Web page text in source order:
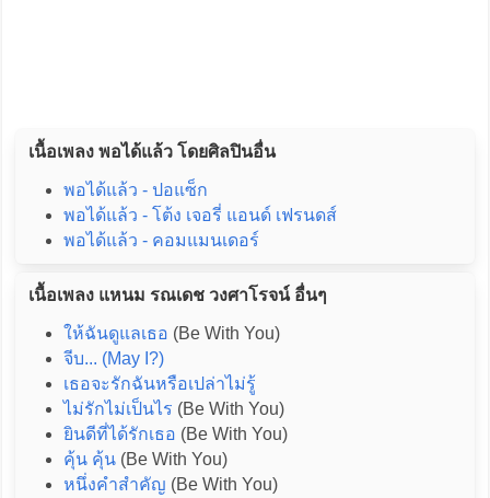
เนื้อเพลง พอได้แล้ว โดยศิลปินอื่น
พอได้แล้ว - ปอแซ็ก
พอได้แล้ว - โต้ง เจอรี่ แอนด์ เฟรนดส์
พอได้แล้ว - คอมแมนเดอร์
เนื้อเพลง แหนม รณเดช วงศาโรจน์ อื่นๆ
ให้ฉันดูแลเธอ (Be With You)
จีบ... (May I?)
เธอจะรักฉันหรือเปล่าไม่รู้
ไม่รักไม่เป็นไร (Be With You)
ยินดีที่ได้รักเธอ (Be With You)
คุ้น คุ้น(Be With You)
หนึ่งคำสำคัญ (Be With You)